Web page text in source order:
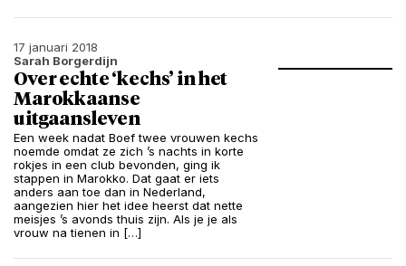
17 januari 2018
Sarah Borgerdijn
Over echte ‘kechs’ in het
Marokkaanse
uitgaansleven
Een week nadat Boef twee vrouwen kechs
noemde omdat ze zich ’s nachts in korte
rokjes in een club bevonden, ging ik
stappen in Marokko. Dat gaat er iets
anders aan toe dan in Nederland,
aangezien hier het idee heerst dat nette
meisjes ’s avonds thuis zijn. Als je je als
vrouw na tienen in […]